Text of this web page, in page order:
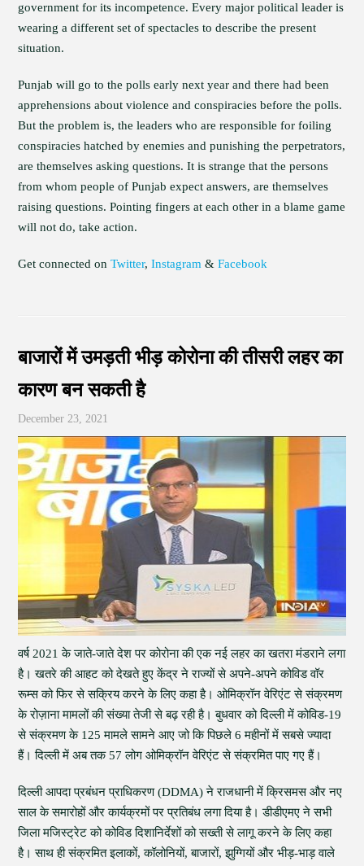
government for its incompetence. Every major political leader is
wearing a different set of spectacles to describe the present
situation.
Punjab will go to the polls early next year and there had been
apprehensions about violence and conspiracies before the polls.
But the problem is, the leaders who are responsible for foiling
conspiracies hatched by enemies and punishing the perpetrators,
are themselves asking questions. It is strange that the persons
from whom people of Punjab expect answers, are themselves
raising questions. Pointing fingers at each other in a blame game
will not do, take action.
Get connected onTwitter,Instagram &Facebook
बाजारों में उमड़ती भीड़ कोरोना की तीसरी लहर का
कारण बन सकती है
December 23, 2021
वर्ष 2021 के जाते-जाते देश पर कोरोना की एक नई लहर का खतरा मंडराने लगा
है। खतरे की आहट को देखते हुए केंद्र ने राज्यों से अपने-अपने कोविड वॉर
रूम्स को फिर से सक्रिय करने के लिए कहा है। ओमिक्रॉन वेरिएंट से संक्रमण
के रोज़ाना मामलों की संख्या तेजी से बढ़ रही है। बुधवार को दिल्ली में कोविड-19
से संक्रमण के 125 मामले सामने आए जो कि पिछले 6 महीनों में सबसे ज्यादा
हैं। दिल्ली में अब तक 57 लोग ओमिक्रॉन वेरिएंट से संक्रमित पाए गए हैं।
दिल्ली आपदा प्रबंधन प्राधिकरण (DDMA) ने राजधानी में क्रिसमस और नए
साल के समारोहों और कार्यक्रमों पर प्रतिबंध लगा दिया है। डीडीएमए ने सभी
जिला मजिस्ट्रेट को कोविड दिशानिर्देशों को सख्ती से लागू करने के लिए कहा
है। साथ ही संक्रमित इलाकों, कॉलोनियों, बाजारों, झुग्गियों और भीड़-भाड़ वाले